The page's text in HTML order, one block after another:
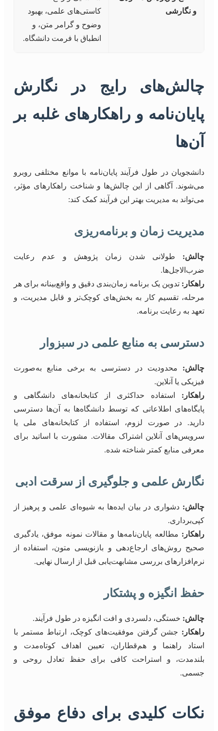
و نگارشی
کاستی‌های علمی، بهبود
وضوح و گرامر متن، و
انطباق با فرمت دانشگاه.
چالش‌های رایج در نگارش
پایان‌نامه و راهکارهای غلبه بر
آن‌ها
دانشجویان در طول فرآیند پایان‌نامه با موانع مختلفی روبرو
می‌شوند. آگاهی از این چالش‌ها و شناخت راهکارهای مؤثر،
می‌تواند به مدیریت بهتر این فرآیند کمک کند:
مدیریت زمان و برنامه‌ریزی
چالش: طولانی شدن زمان پژوهش و عدم رعایت
ضرب‌الاجل‌ها.
راهکار: تدوین یک برنامه زمان‌بندی دقیق و واقع‌بینانه برای هر
مرحله، تقسیم کار به بخش‌های کوچک‌تر و قابل مدیریت، و
تعهد به رعایت برنامه.
دسترسی به منابع علمی در سبزوار
چالش: محدودیت در دسترسی به برخی منابع به‌صورت
فیزیکی یا آنلاین.
راهکار: استفاده حداکثری از کتابخانه‌های دانشگاهی و
پایگاه‌های اطلاعاتی که توسط دانشگاه‌ها به آن‌ها دسترسی
دارید. در صورت لزوم، استفاده از کتابخانه‌های ملی یا
سرویس‌های آنلاین اشتراک مقالات. مشورت با اساتید برای
معرفی منابع کمتر شناخته شده.
نگارش علمی و جلوگیری از سرقت ادبی
چالش: دشواری در بیان ایده‌ها به شیوه‌ای علمی و پرهیز از
کپی‌برداری.
راهکار: مطالعه پایان‌نامه‌ها و مقالات نمونه موفق، یادگیری
صحیح روش‌های ارجاع‌دهی و بازنویسی متون، استفاده از
نرم‌افزارهای بررسی مشابهت‌یابی قبل از ارسال نهایی.
حفظ انگیزه و پشتکار
چالش: خستگی، دلسردی و افت انگیزه در طول فرآیند.
راهکار: جشن گرفتن موفقیت‌های کوچک، ارتباط مستمر با
استاد راهنما و هم‌قطاران، تعیین اهداف کوتاه‌مدت و
بلندمدت، و استراحت کافی برای حفظ تعادل روحی و
جسمی.
نکات کلیدی برای دفاع موفق